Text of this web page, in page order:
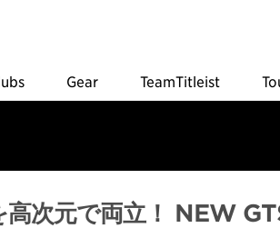
Gear TeamTitleist
次元で両立！ NEW